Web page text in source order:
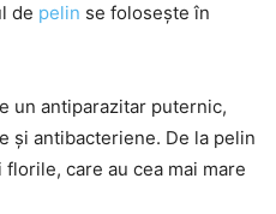
de pelin se folosește în
un antiparazitar puternic,
și antibacteriene. De la pelin
care au cea mai mare